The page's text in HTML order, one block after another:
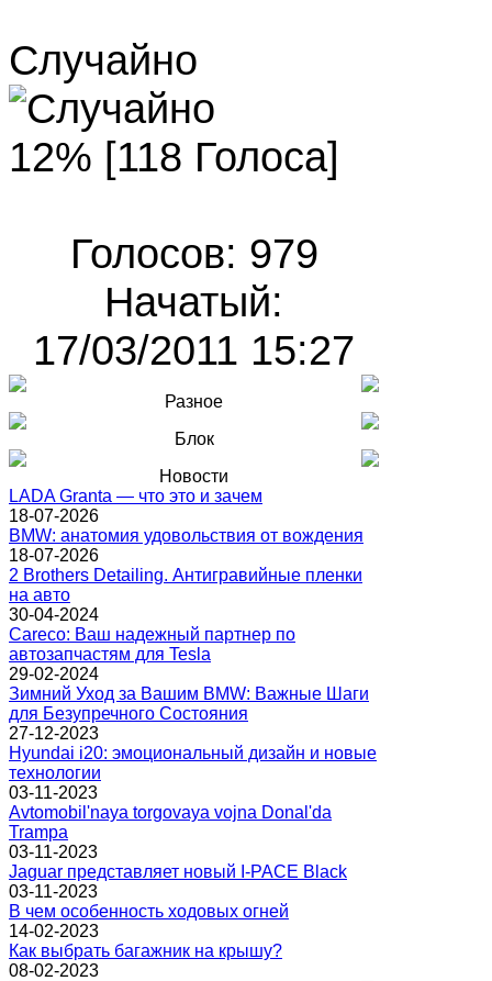
Случайно
12% [118 Голоса]
Голосов: 979
Начатый:
17/03/2011 15:27
Разное
Блок
Новости
LADA Granta — что это и зачем
18-07-2026
BMW: анатомия удовольствия от вождения
18-07-2026
2 Brothers Detailing. Антигравийные пленки
на авто
30-04-2024
Careco: Ваш надежный партнер по
автозапчастям для Tesla
29-02-2024
Зимний Уход за Вашим BMW: Важные Шаги
для Безупречного Состояния
27-12-2023
Hyundai i20: эмоциональный дизайн и новые
технологии
03-11-2023
Avtomobil'naya torgovaya vojna Donal'da
Trampa
03-11-2023
Jaguar представляет новый I-PACE Black
03-11-2023
В чем особенность ходовых огней
14-02-2023
Как выбрать багажник на крышу?
08-02-2023